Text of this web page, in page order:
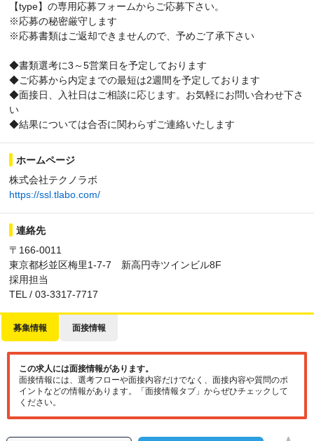
【type】の専用応募フォームからご応募下さい。
※応募の秘密厳守します
※応募書類はご返却できませんので、予めご了承下さい
◆書類選考に3～5営業日を予定しております
◆ご応募から内定までの最短は2週間を予定しております
◆面接日、入社日はご相談に応じます。お気軽にお問い合わせ下さ
い
◆結果については合否に関わらずご連絡いたします
ホームページ
株式会社テクノラボ
https://ssl.tlabo.com/
連絡先
〒166-0011
東京都杉並区梅里1-7-7 新高円寺ツインビル8F
採用担当
TEL / 03-3317-7717
募集情報 面接情報
この求人には面接情報があります。
面接情報には、選考フローや面接内容だけでなく、面接内容や質問のポ
イントなどの情報があります。「面接情報タブ」からぜひチェックして
ください。